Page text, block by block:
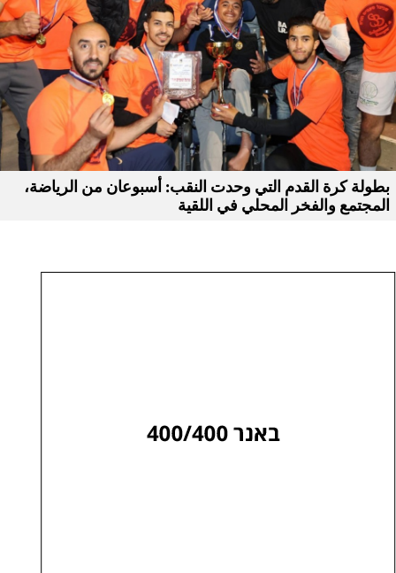
بطولة كرة القدم التي وحدت النقب: أسبوعان من الرياضة،
المجتمع والفخر المحلي في اللقية